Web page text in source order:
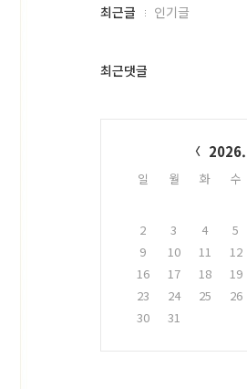
최
과
최근글 인기글
최근댓글
일 월 화 수
2
3 4 5
9
10 11 12
16
17 18 19
23
24 25 26
30
31